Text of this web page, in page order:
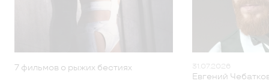
7 фильмов о рыжих бестиях 31.07.2026
Евгений